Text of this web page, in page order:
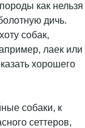
как нельзя
дичь.
собак,
лаек или
хорошего
собаки, к
сеттеров,